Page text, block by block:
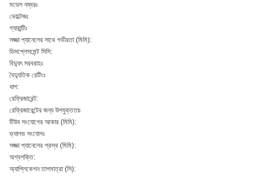
মডেল নম্বরঃ
ভোল্টেজঃ
গ্যারান্টিঃ
সজ্জা প্যানেলের সাথে গভীরতা (মিমি):
ডিসপ্লেসমেন্ট সিসি:
বিদ্যুৎ সরবরাহঃ
বৈদ্যুতিক রেটিংঃ
ধাপ:
রেফ্রিজারেন্ট:
রেফ্রিজারেন্টের জন্য উপযুক্ততাঃ
টিউব সংযোগের আকার (মিমি):
ভ্যালভ সংযোগঃ
সজ্জা প্যানেলের প্রস্থ (মিমি):
অশ্বশক্তি:
অ্যাপ্লিকেশন তাপমাত্রা (সি):